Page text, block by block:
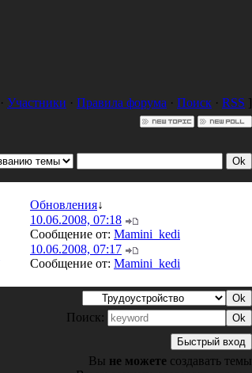
· Участники · Правила форума · Поиск · RSS ]
Обновления↓
10.06.2008, 07:18
Сообщение от: Mamini_kedi
10.06.2008, 07:17
Сообщение от: Mamini_kedi
Поиск:
Вы не можете создавать темы